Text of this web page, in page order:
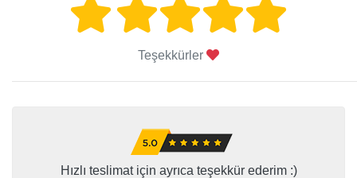
Teşekkürler
Hızlı teslimat için ayrıca teşekkür ederim :)